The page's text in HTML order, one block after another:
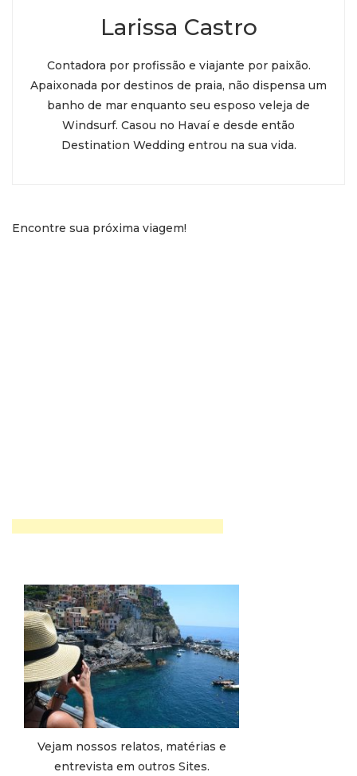
Larissa Castro
Contadora por profissão e viajante por paixão.
Apaixonada por destinos de praia, não dispensa um
banho de mar enquanto seu esposo veleja de
Windsurf. Casou no Havaí e desde então
Destination Wedding entrou na sua vida.
Encontre sua próxima viagem!
Vejam nossos relatos, matérias e
entrevista em outros Sites.